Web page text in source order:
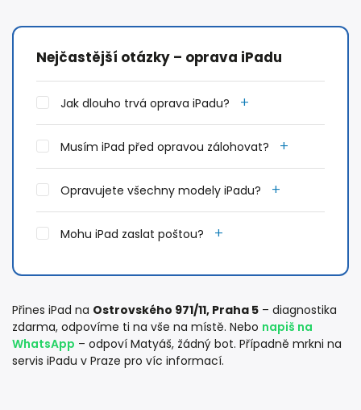
Nejčastější otázky – oprava iPadu
Jak dlouho trvá oprava iPadu? +
Musím iPad před opravou zálohovat? +
Opravujete všechny modely iPadu? +
Mohu iPad zaslat poštou? +
Přines iPad na Ostrovského 971/11, Praha 5 – diagnostika
zdarma, odpovíme ti na vše na místě. Nebo napiš na
WhatsApp – odpoví Matyáš, žádný bot. Případně mrkni na
servis iPadu v Praze pro víc informací.